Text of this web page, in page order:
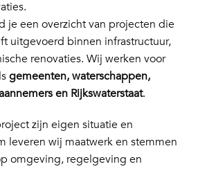
je een overzicht van projecten die
uitgevoerd binnen infrastructuur,
renovaties. Wij werken voor
gemeenten, waterschappen,
en Rijkswaterstaat.
zijn eigen situatie en
leveren wij maatwerk en stemmen
omgeving, regelgeving en